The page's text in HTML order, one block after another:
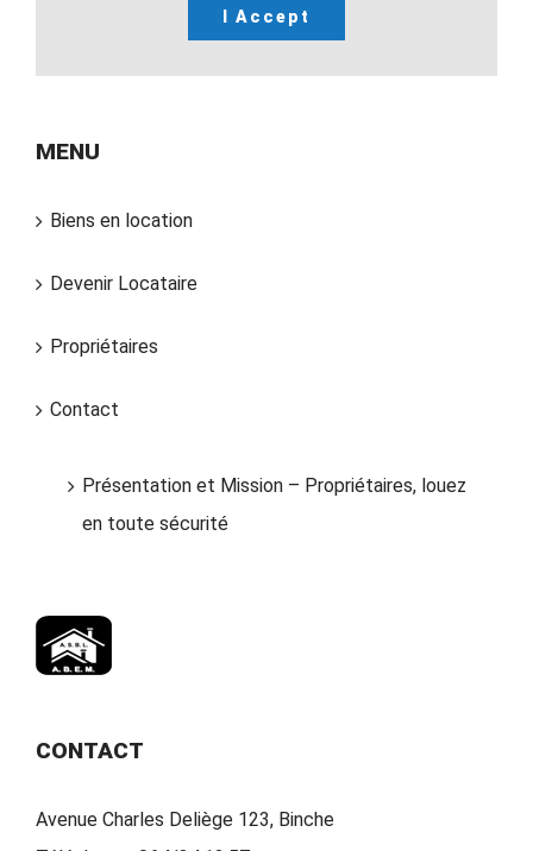
I Accept
MENU
Biens en location
Devenir Locataire
Propriétaires
Contact
Présentation et Mission – Propriétaires, louez
en toute sécurité
CONTACT
Avenue Charles Deliège 123, Binche